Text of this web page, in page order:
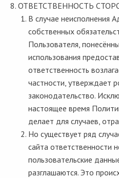
ОТВЕТСТВЕННОСТЬ
В случае неисполнения
собственных
Пользователя,
использования
ответственность
частности, утверждает
законодательство.
настоящее время
делает для случаев,
Но существует ряд
сайта ответственности
пользовательские
разглашаются. Это